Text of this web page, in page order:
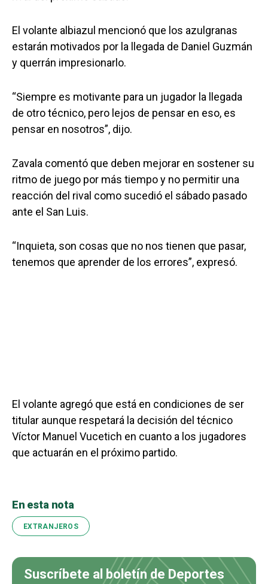
El volante albiazul mencionó que los azulgranas
estarán motivados por la llegada de Daniel Guzmán
y querrán impresionarlo.
“Siempre es motivante para un jugador la llegada
de otro técnico, pero lejos de pensar en eso, es
pensar en nosotros”, dijo.
Zavala comentó que deben mejorar en sostener su
ritmo de juego por más tiempo y no permitir una
reacción del rival como sucedió el sábado pasado
ante el San Luis.
“Inquieta, son cosas que no nos tienen que pasar,
tenemos que aprender de los errores”, expresó.
El volante agregó que está en condiciones de ser
titular aunque respetará la decisión del técnico
Víctor Manuel Vucetich en cuanto a los jugadores
que actuarán en el próximo partido.
En esta nota
EXTRANJEROS
Suscríbete al boletín de Deportes